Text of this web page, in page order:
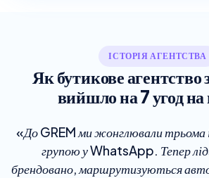
ІСТОРІЯ АГЕНТСТВА
Як бутикове агентство
вийшло на 7 угод на
«До GREM ми жонглювали трьома
групою у WhatsApp. Тепер
брендовано, маршрутизуються